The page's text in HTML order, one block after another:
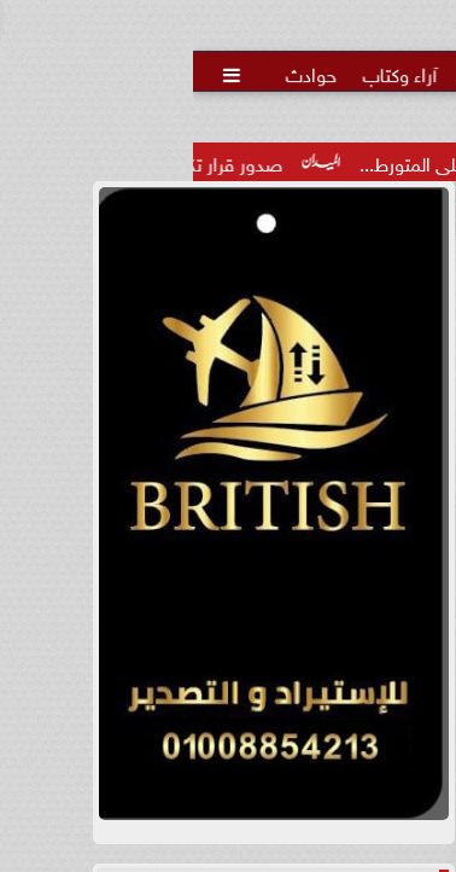
آراء وكتاب حوادث 
صدور قرار تكليف الدكتور مينا مجدي عطا وكيلًا لمديرية